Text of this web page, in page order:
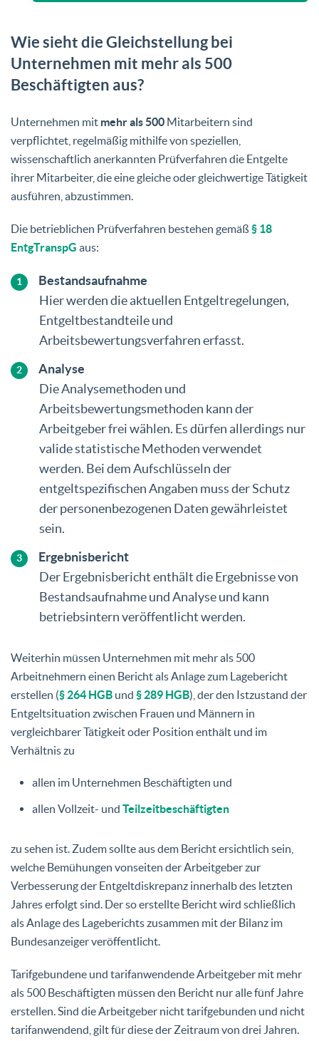
Wie sieht die Gleichstellung bei
Unternehmen mit mehr als 500
Beschäftigten aus?
Unternehmen mit mehr als 500 Mitarbeitern sind
verpflichtet, regelmäßig mithilfe von speziellen,
wissenschaftlich anerkannten Prüfverfahren die Entgelte
ihrer Mitarbeiter, die eine gleiche oder gleichwertige Tätigkeit
ausführen, abzustimmen.
Die betrieblichen Prüfverfahren bestehen gemäß § 18
EntgTranspG aus:
Bestandsaufnahme
Hier werden die aktuellen Entgeltregelungen,
Entgeltbestandteile und
Arbeitsbewertungsverfahren erfasst.
Analyse
Die Analysemethoden und
Arbeitsbewertungsmethoden kann der
Arbeitgeber frei wählen. Es dürfen allerdings nur
valide statistische Methoden verwendet
werden. Bei dem Aufschlüsseln der
entgeltspezifischen Angaben muss der Schutz
der personenbezogenen Daten gewährleistet
sein.
Ergebnisbericht
Der Ergebnisbericht enthält die Ergebnisse von
Bestandsaufnahme und Analyse und kann
betriebsintern veröffentlicht werden.
Weiterhin müssen Unternehmen mit mehr als 500
Arbeitnehmern einen Bericht als Anlage zum Lagebericht
erstellen (§ 264 HGB und § 289 HGB), der den Istzustand der
Entgeltsituation zwischen Frauen und Männern in
vergleichbarer Tätigkeit oder Position enthält und im
Verhältnis zu
allen im Unternehmen Beschäftigten und
allen Vollzeit- und Teilzeitbeschäftigten
zu sehen ist. Zudem sollte aus dem Bericht ersichtlich sein,
welche Bemühungen vonseiten der Arbeitgeber zur
Verbesserung der Entgeltdiskrepanz innerhalb des letzten
Jahres erfolgt sind. Der so erstellte Bericht wird schließlich
als Anlage des Lageberichts zusammen mit der Bilanz im
Bundesanzeiger veröffentlicht.
Tarifgebundene und tarifanwendende Arbeitgeber mit mehr
als 500 Beschäftigten müssen den Bericht nur alle fünf Jahre
erstellen. Sind die Arbeitgeber nicht tarifgebunden und nicht
tarifanwendend, gilt für diese der Zeitraum von drei Jahren.